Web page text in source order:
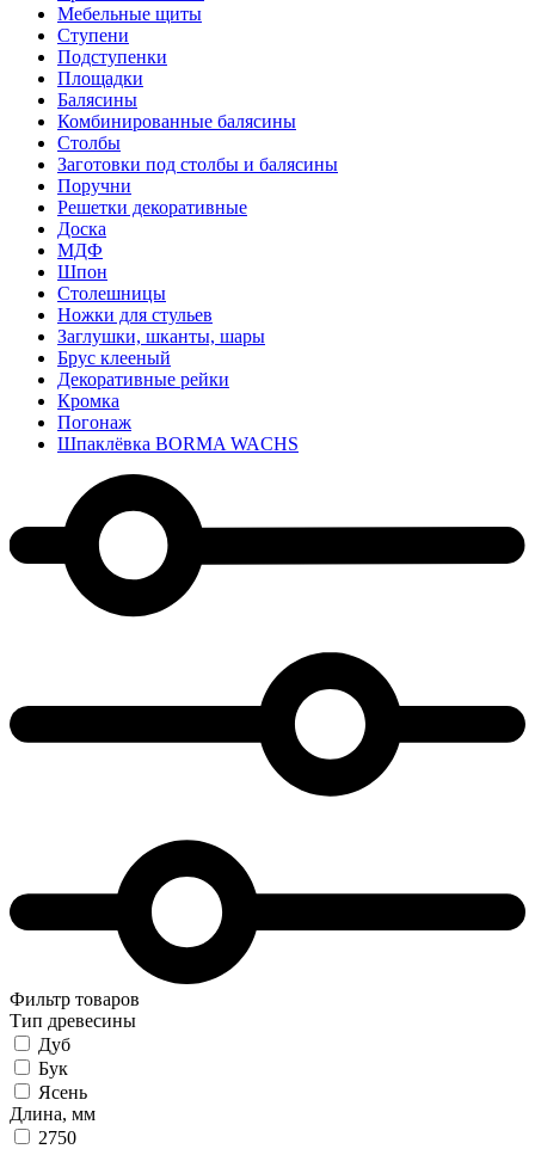
Мебельные щиты
Ступени
Подступенки
Площадки
Балясины
Комбинированные балясины
Столбы
Заготовки под столбы и балясины
Поручни
Решетки декоративные
Доска
МДФ
Шпон
Столешницы
Ножки для стульев
Заглушки, шканты, шары
Брус клееный
Декоративные рейки
Кромка
Погонаж
Шпаклёвка BORMA WACHS
Фильтр товаров
Тип древесины
Дуб
Бук
Ясень
Длина, мм
2750